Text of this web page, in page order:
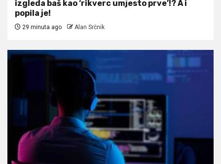
izgleda baš kao ‘rikverc umjesto prve’!? A i
popila je!
29 minuta ago Alan Srčnik